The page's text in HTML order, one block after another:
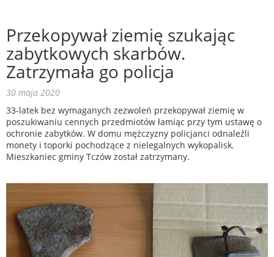
Przekopywał ziemię szukając
zabytkowych skarbów.
Zatrzymała go policja
30 maja 2020
33-latek bez wymaganych zezwoleń przekopywał ziemię w
poszukiwaniu cennych przedmiotów łamiąc przy tym ustawę o
ochronie zabytków. W domu mężczyzny policjanci odnaleźli
monety i toporki pochodzące z nielegalnych wykopalisk.
Mieszkaniec gminy Tczów został zatrzymany.